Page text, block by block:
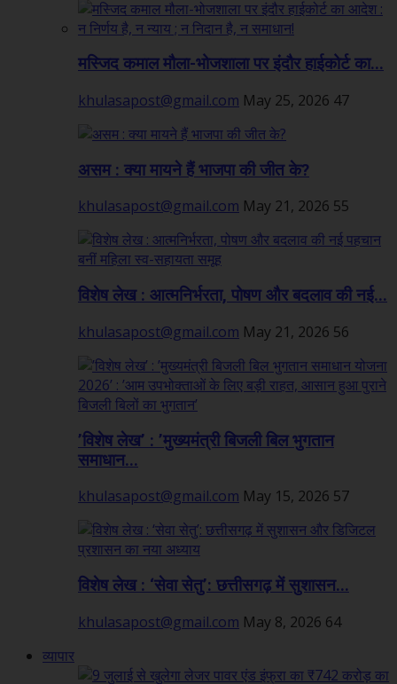
मस्जिद कमाल मौला-भोजशाला पर इंदौर हाईकोर्ट का...
khulasapost@gmail.com May 25, 2026 47
असम : क्या मायने हैं भाजपा की जीत के?
khulasapost@gmail.com May 21, 2026 55
विशेष लेख : आत्मनिर्भरता, पोषण और बदलाव की नई...
khulasapost@gmail.com May 21, 2026 56
’विशेष लेख’ : ’मुख्यमंत्री बिजली बिल भुगतान
समाधान...
khulasapost@gmail.com May 15, 2026 57
विशेष लेख : ‘सेवा सेतु’: छत्तीसगढ़ में सुशासन...
khulasapost@gmail.com May 8, 2026 64
व्यापार